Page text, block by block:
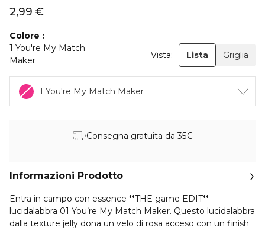
2,99 €
Colore
1 You're My Match
Maker
Vista: Lista Griglia
1 You're My Match Maker
Consegna gratuita da 35€
Informazioni Prodotto
Entra in campo con essence **THE game EDIT**
lucidalabbra 01 You’re My Match Maker. Questo lucidalabbra
dalla texture jelly dona un velo di rosa acceso con un finish